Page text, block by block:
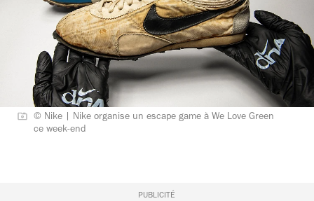
© Nike | Nike organise un escape game à We Love Green
ce week-end
PUBLICITÉ